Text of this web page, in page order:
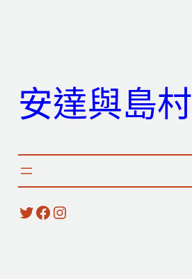
安達與島村
X Facebook Instagram